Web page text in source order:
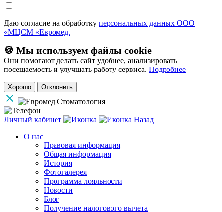
Даю согласие на обработку персональных данных ООО
«МЦСМ «Евромед.
🍪 Мы используем файлы cookie
Они помогают делать сайт удобнее, анализировать
посещаемость и улучшать работу сервиса. Подробнее
Хорошо Отклонить
Личный кабинет
Назад
О нас
Правовая информация
Общая информация
История
Фотогалерея
Программа лояльности
Новости
Блог
Получение налогового вычета